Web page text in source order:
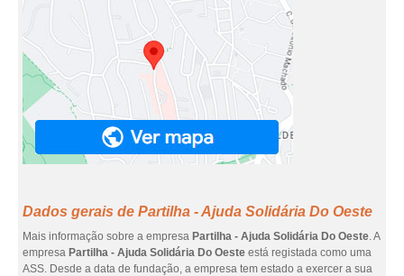
Dados gerais de Partilha - Ajuda Solidária Do Oeste
Mais informação sobre a empresa Partilha - Ajuda Solidária Do Oeste. A
empresa Partilha - Ajuda Solidária Do Oeste está registada como uma
ASS. Desde a data de fundação, a empresa tem estado a exercer a sua